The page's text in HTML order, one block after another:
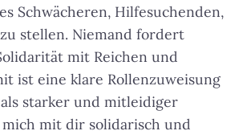
Schwächeren, Hilfesuchenden,
stellen. Niemand fordert
mit Reichen und
ist eine klare Rollenzuweisung
starker und mitleidiger
mit dir solidarisch und